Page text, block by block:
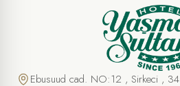
Ebusuud cad. NO:12 , Sirkeci ,